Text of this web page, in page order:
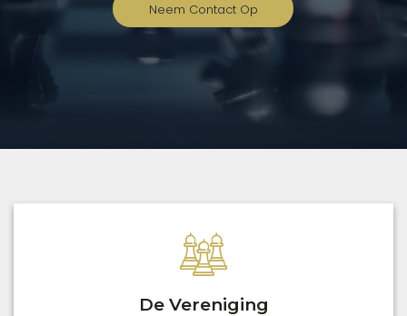
Neem Contact Op
De Vereniging